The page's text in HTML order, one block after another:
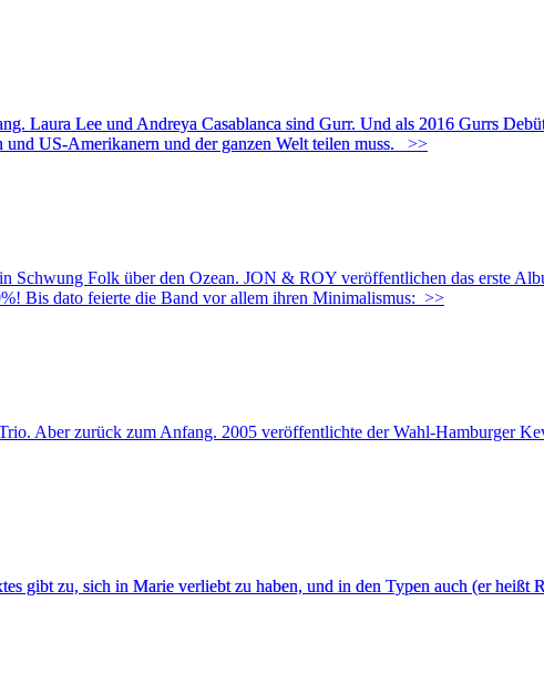
Laura Lee und Andreya Casablanca sind Gurr. Und als 2016 Gurrs
US-Amerikanern und der ganzen Welt teilen muss.
>>
Folk über den Ozean. JON & ROY veröffentlichen das erste
Bis dato feierte die Band vor allem ihren Minimalismus: >>
Aber zurück zum Anfang. 2005 veröffentlichte der Wahl-Hamburger
gibt zu, sich in Marie verliebt zu haben, und in den Typen auch (er heißt